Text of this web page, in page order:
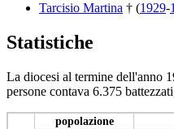
Tarcisio Martina † (1929-
Statistiche
La diocesi al termine dell'anno
persone contava 6.375
popolazione